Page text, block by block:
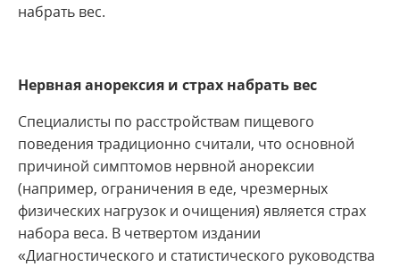
набрать вес.
Нервная анорексия и страх набрать вес
Специалисты по расстройствам пищевого
поведения традиционно считали, что основной
причиной симптомов нервной анорексии
(например, ограничения в еде, чрезмерных
физических нагрузок и очищения) является страх
набора веса. В четвертом издании
«Диагностического и статистического руководства